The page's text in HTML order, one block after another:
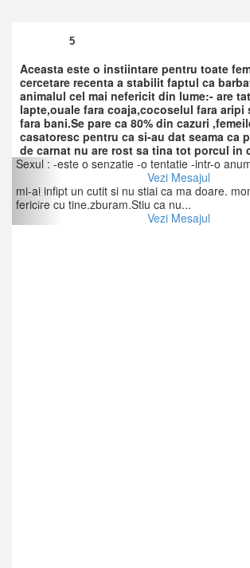
5
Aceasta este o instiintare pentru toate
cercetare recenta a stabilit faptul ca
animalul cel mai nefericit din lume:- are
lapte,ouale fara coaja,cocoselul fara
fara bani.Se pare ca 80% din cazuri
casatoresc pentru ca si-au dat seama ca
de carnat nu are rost sa tina tot porcul in
Sexul : -este o senzatie -o tentatie -intr-o
Vezi Mesajul
mi-ai infipt un cutit si nu stiai ca ma doare.
fericire cu tine.zburam.Stiu ca nu...
Vezi Mesajul
Previous